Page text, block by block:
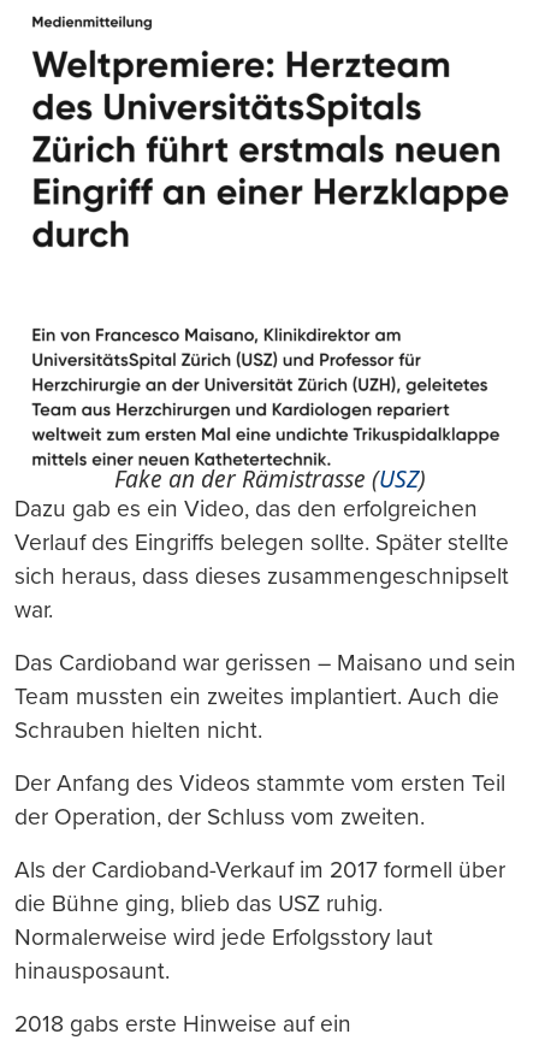
Fake an der Rämistrasse (USZ)
Dazu gab es ein Video, das den erfolgreichen
Verlauf des Eingriffs belegen sollte. Später stellte
sich heraus, dass dieses zusammengeschnipselt
war.
Das Cardioband war gerissen – Maisano und sein
Team mussten ein zweites implantiert. Auch die
Schrauben hielten nicht.
Der Anfang des Videos stammte vom ersten Teil
der Operation, der Schluss vom zweiten.
Als der Cardioband-Verkauf im 2017 formell über
die Bühne ging, blieb das USZ ruhig.
Normalerweise wird jede Erfolgsstory laut
hinausposaunt.
2018 gabs erste Hinweise auf ein